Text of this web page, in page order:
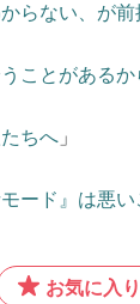
らない、が前
ことがあるか
ちへ 」
モード』は悪
お気に入り